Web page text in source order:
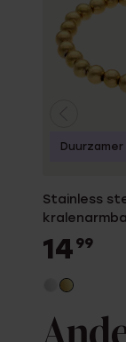
Stainless
14 99
Duurzamer